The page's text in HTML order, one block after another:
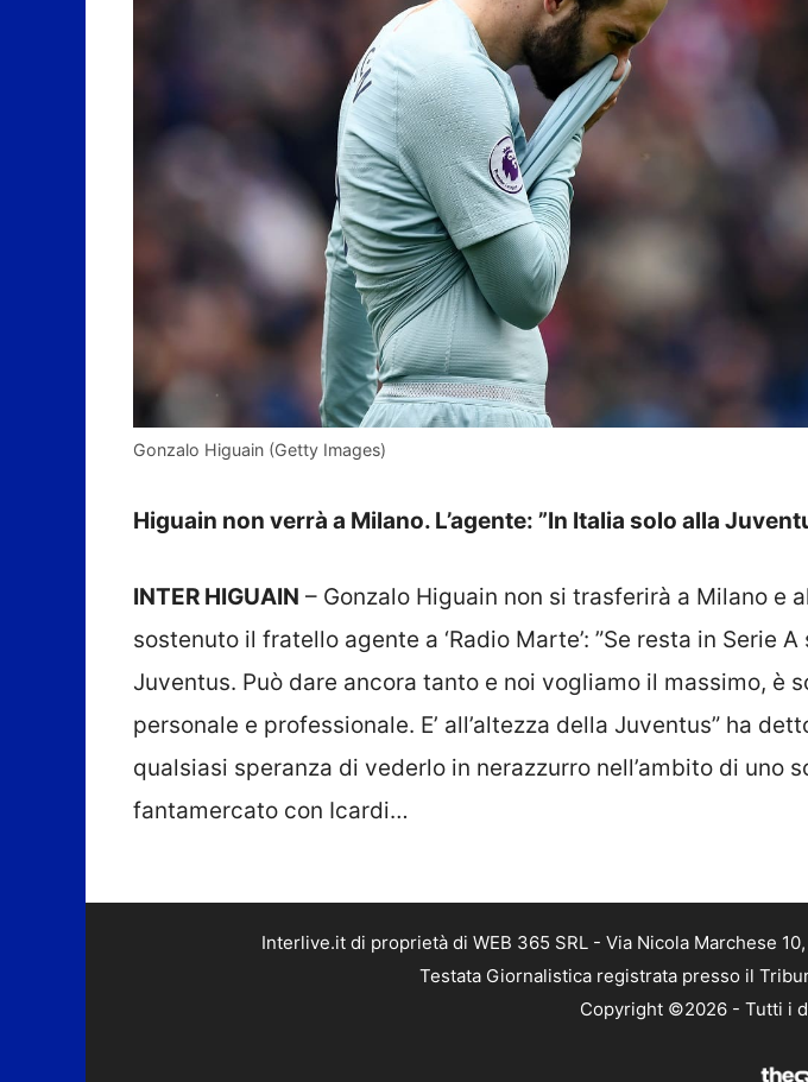
Gonzalo Higuain (Getty Images)
Higuain non verrà a Milano. L’agente: ”In Italia solo alla
INTER HIGUAIN – Gonzalo Higuain non si trasferirà a Milano e
sostenuto il fratello agente a ‘Radio Marte’: ”Se resta in Serie
Juventus. Può dare ancora tanto e noi vogliamo il massimo, è
personale e professionale. E’ all’altezza della Juventus” ha
qualsiasi speranza di vederlo in nerazzurro nell’ambito di uno
fantamercato con Icardi…
Interlive.it di proprietà di WEB 365 SRL - Via Nicola Marchese
Testata Giornalistica registrata presso il
Copyright ©2026 - Tutti i